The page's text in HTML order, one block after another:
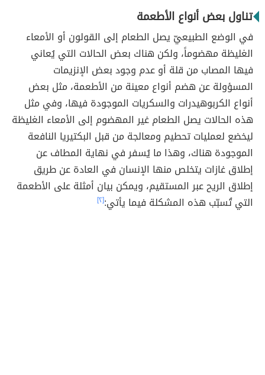
تناول بعض أنواع الأطعمة
في الوضع الطبيعيّ يصل الطعام إلى القولون أو الأمعاء
الغليظة مهضوماً، ولكن هناك بعض الحالات التي يُعاني
فيها المصاب من قلة أو عدم وجود بعض الإنزيمات
المسؤولة عن هضم أنواع معينة من الأطعمة، مثل بعض
أنواع الكربوهيدرات والسكريات الموجودة فيها، وفي مثل
هذه الحالات يصل الطعام غير المهضوم إلى الأمعاء الغليظة
ليخضع لعمليات تحطيم ومعالجة من قبل البكتيريا النافعة
الموجودة هناك، وهذا ما يُسفر في نهاية المطاف عن
إطلاق غازات يتخلص منها الإنسان في العادة عن طريق
إطلاق الريح عبر المستقيم، ويمكن بيان أمثلة على الأطعمة
التي تُسبّب هذه المشكلة فيما يأتي:[٢]